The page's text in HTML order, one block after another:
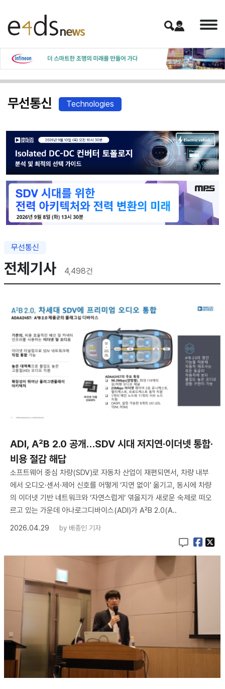
무선통신 Technologies
무선통신
전체기사 4,498건
ADI, A²B 2.0 공개…SDV 시대 저지연·이더넷 통합·
비용 절감 해답
소프트웨어 중심 차량(SDV)로 자동차 산업이 재편되면서, 차량 내부
에서 오디오·센서·제어 신호를 어떻게 ‘지연 없이’ 옮기고, 동시에 차량
의 이더넷 기반 네트워크와 ‘자연스럽게’ 엮을지가 새로운 숙제로 떠오
르고 있는 가운데 아나로그디바이스(ADI)가 A²B 2.0(A..
2026.04.29
by 배종인 기자